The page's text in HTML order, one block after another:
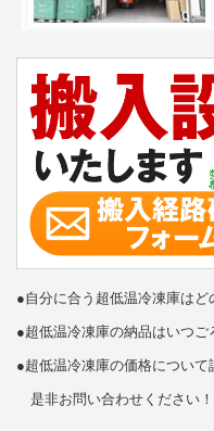
●自分に合う超低温冷凍庫はど
●超低温冷凍庫の納品はいつご
●超低温冷凍庫の価格につい
是非お問い合わせください！